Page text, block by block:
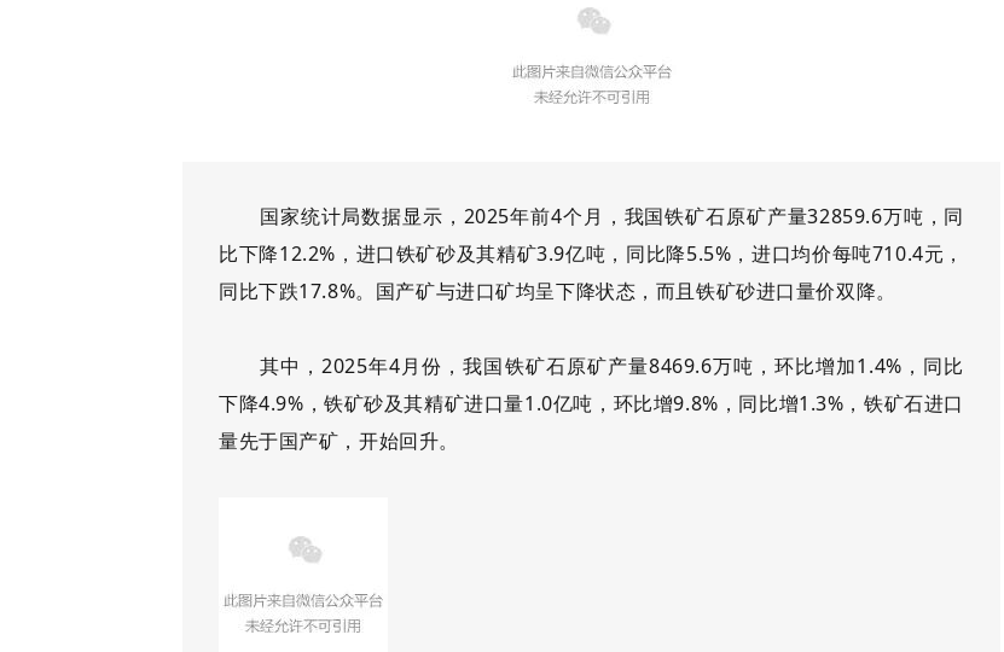
国家统计局数据显示， 2025年前4个月，我国铁矿石原矿产量32859.6万吨，同
比下降12.2%，进口铁矿砂及其精矿3.9亿吨，同比降5.5%，进口均价每吨710.4元，
同比下跌17.8%。国产矿与进口矿均呈下降状态，而且铁矿砂进口量价双降。
其中，2025年4月份，我国铁矿石原矿产量8469.6万吨，环比增加1.4%，同比
下降4.9%，铁矿砂及其精矿进口量1.0亿吨，环比增9.8%，同比增1.3%，铁矿石进口
量先于国产矿，开始回升。